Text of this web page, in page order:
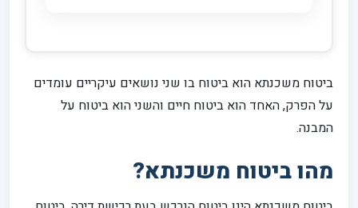
ביטוח משכנתא הוא ביטוח בו שני נושאים עיקריים עומדים
על הפרק, האחד הוא ביטוח חיים והשני הוא ביטוח על
המבנה.
מהו ביטוח משכנתא?